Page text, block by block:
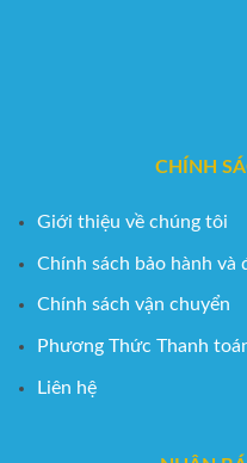
CHÍNH
Giới thiệu về chúng tôi
Chính sách bảo hành và
Chính sách vận chuyển
Phương Thức Thanh
Liên hệ